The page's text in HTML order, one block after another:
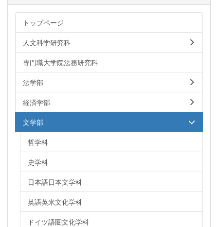
トップページ
人文科学研究科
専門職大学院法務研究科
法学部
経済学部
文学部
哲学科
史学科
日本語日本文学科
英語英米文化学科
ドイツ語圏文化学科